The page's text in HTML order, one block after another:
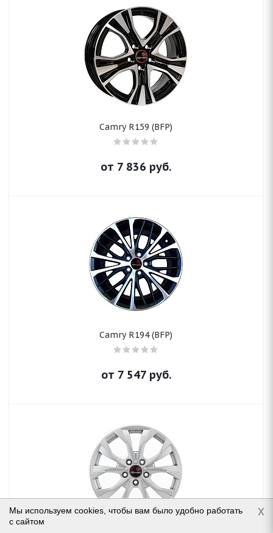
Camry R159 (BFP)
от 7 836 руб.
Camry R194 (BFP)
от 7 547руб.
Мы используем cookies, чтобы вам было удобно работать
с сайтом
x